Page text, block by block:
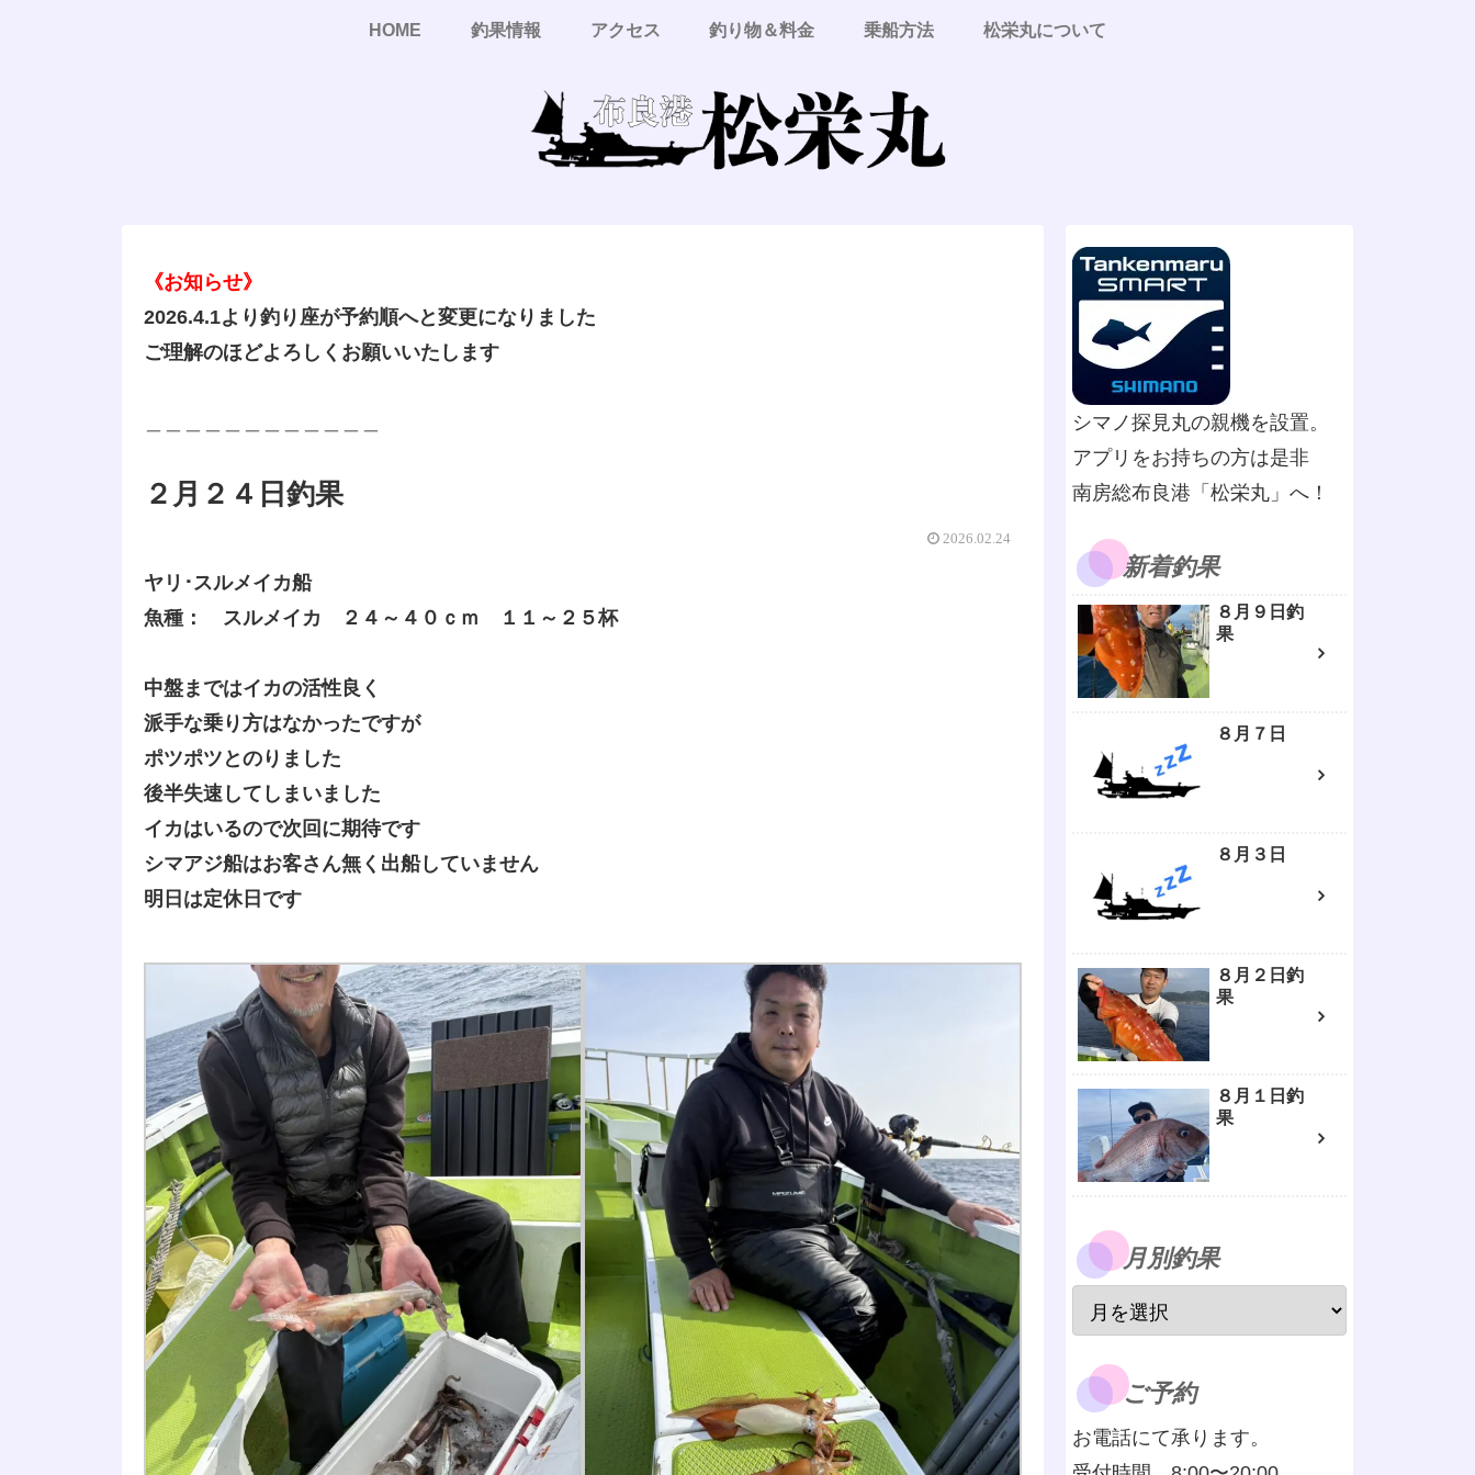
HOME 釣果情報 アクセス 釣り物＆料金 乗船方法 松栄丸について
《お知らせ》
2026.4.1より釣り座が予約順へと変更になりました
ご理解のほどよろしくお願いいたします
２月２４日釣果
2026.02.24
ヤリ･スルメイカ船
魚種： スルメイカ ２４～４０ｃｍ １１～２５杯
中盤まではイカの活性良く
派手な乗り方はなかったですが
ポツポツとのりました
後半失速してしまいました
イカはいるので次回に期待です
シマアジ船はお客さん無く出船していません
明日は定休日です
シマノ探見丸の親機を設置。
アプリをお持ちの方は是非
南房総布良港「松栄丸」へ！
新着釣果
８月９日釣
果
８月７日
８月３日
８月２日釣
果
８月１日釣
果
月別釣果
ご予約
お電話にて承ります。